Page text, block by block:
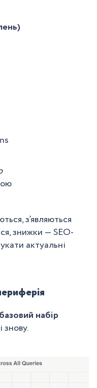
з’являються
знижки — SEO-
актуальні
базовий набір
знову.